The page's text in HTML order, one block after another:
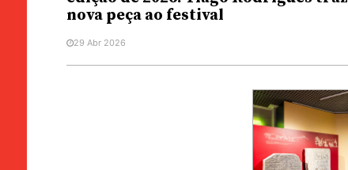
nova peça ao festival
29 Abr 2026